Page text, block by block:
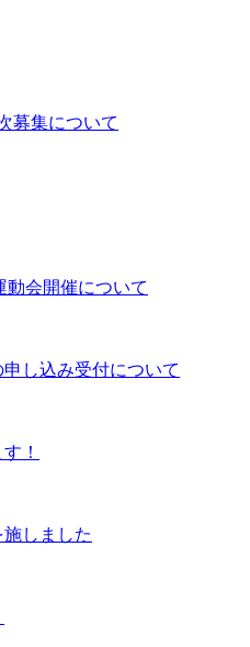
募集について
会開催について
し込み受付について
！
しました